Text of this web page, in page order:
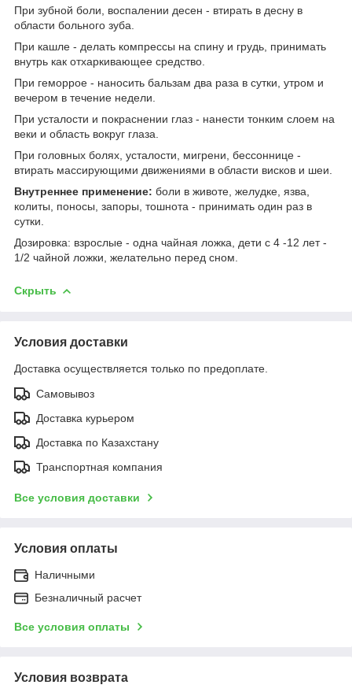
При зубной боли, воспалении десен - втирать в десну в
области больного зуба.
При кашле - делать компрессы на спину и грудь, принимать
внутрь как отхаркивающее средство.
При геморрое - наносить бальзам два раза в сутки, утром и
вечером в течение недели.
При усталости и покраснении глаз - нанести тонким слоем на
веки и область вокруг глаза.
При головных болях, усталости, мигрени, бессоннице -
втирать массирующими движениями в области висков и шеи.
Внутреннее применение: боли в животе, желудке, язва,
колиты, поносы, запоры, тошнота - принимать один раз в
сутки.
Дозировка: взрослые - одна чайная ложка, дети с 4 -12 лет -
1/2 чайной ложки, желательно перед сном.
Скрыть
Условия доставки
Доставка осуществляется только по предоплате.
Самовывоз
Доставка курьером
Доставка по Казахстану
Транспортная компания
Все условия доставки
Условия оплаты
Наличными
Безналичный расчет
Все условия оплаты
Условия возврата